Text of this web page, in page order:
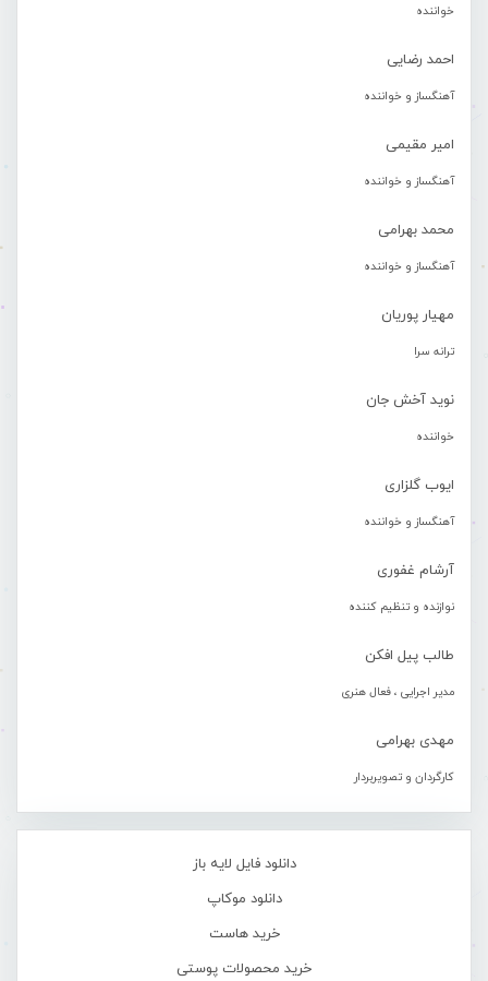
خواننده
احمد رضایی
آهنگساز و خواننده
امیر مقیمی
آهنگساز و خواننده
محمد بهرامی
آهنگساز و خواننده
مهیار پوریان
ترانه سرا
نوید آخش جان
خواننده
ایوب گلزاری
آهنگساز و خواننده
آرشام غفوری
نوازنده و تنظیم کننده
طالب پیل افکن
مدیر اجرایی ، فعال هنری
مهدی بهرامی
کارگردان و تصویربردار
دانلود فایل لایه باز
دانلود موکاپ
خرید هاست
خرید محصولات پوستی